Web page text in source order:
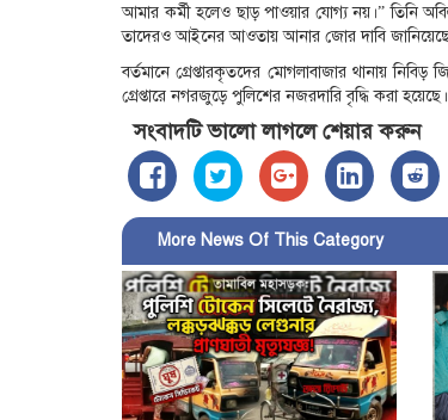
আমার কর্মী হলেও ছাড় পাওয়ার যোগ্য নয়।” তিনি
তাদেরও আইনের আওতায় আনার জোর দাবি
বর্তমানে গ্রেপ্তারকৃতদের মোগলাবাজার থানায়
গ্রেপ্তারে নগরজুড়ে পুলিশের নজরদারি বৃদ্ধি করা হয়েছে।
সংবাদটি ভালো লাগলে শেয়ার করুন
More News Of This Category